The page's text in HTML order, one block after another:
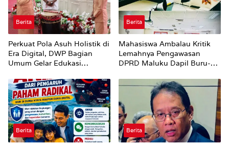
Berita
Perkuat Pola Asuh Holistik di
Era Digital, DWP Bagian
Umum Gelar Edukasi
Berita
Mahasiswa Ambalau Kritik
Lemahnya Pengawasan
DPRD Maluku Dapil Buru-
Perubahan Status Jalan
Berita Berita